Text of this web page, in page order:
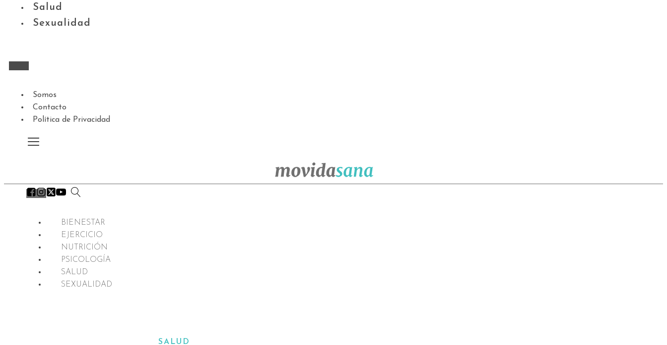
Salud
Sexualidad
Somos
Contacto
Política de Privacidad
BIENESTAR
EJERCICIO
NUTRICIÓN
PSICOLOGÍA
SALUD
SEXUALIDAD
SALUD